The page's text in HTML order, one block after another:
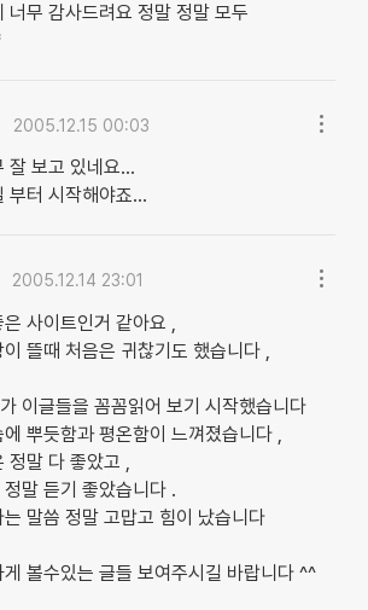
너무 감사드려요 정말 정말 모두
2005.12.15 00:03
잘 보고 있네요...
부터 시작해야죠...
2005.12.14 23:01
사이트인거 같아요 ,
뜰때 처음은 귀찮기도 했습니다 ,
이글들을 꼼꼼읽어 보기 시작했습니다
뿌듯함과 평온함이 느껴졌습니다 ,
말 다 좋았고 ,
말 듣기 좋았습니다 .
말씀 정말 고맙고 힘이 났습니다
볼수있는 글들 보여주시길 바랍니다 ^^